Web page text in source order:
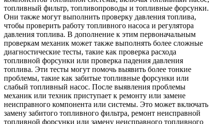
топливный фильтр, топливопроводы и топливные форсунки.
Они также могут выполнить проверку давления топлива,
чтобы проверить работу топливного насоса и регулятора
давления топлива. В дополнение к этим первоначальным
проверкам механик может также выполнять более сложные
диагностические тесты, такие как проверка расхода
топливной форсунки или проверка падения давления
топлива. Эти тесты могут помочь выявить более тонкие
проблемы, такие как забитые топливные форсунки или
слабый топливный насос. После выявления проблемы
механик или техник приступает к ремонту или замене
неисправного компонента или системы. Это может включать
замену забитого топливного фильтра, ремонт неисправной
топливной форсунки или замену неисправного топливного